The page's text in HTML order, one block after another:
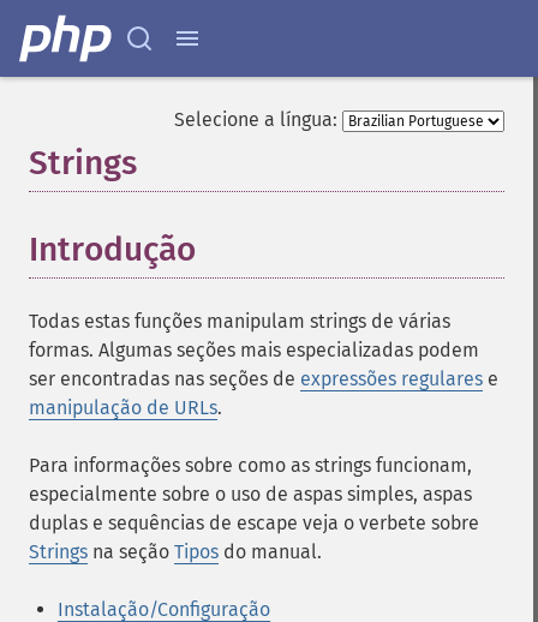
Selecione a língua:
Strings
Introdução
Todas estas funções manipulam strings de várias
formas. Algumas seções mais especializadas podem
ser encontradas nas seções de expressões regulares e
manipulação de URLs.
Para informações sobre como as strings funcionam,
especialmente sobre o uso de aspas simples, aspas
duplas e sequências de escape veja o verbete sobre
Strings na seção Tipos do manual.
Instalação/Configuração